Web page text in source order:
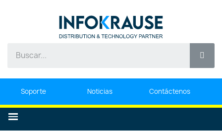
Soporte Noticias Contáctenos